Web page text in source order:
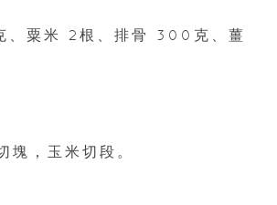
、粟米 2根、排骨 300克、薑
塊，玉米切段。